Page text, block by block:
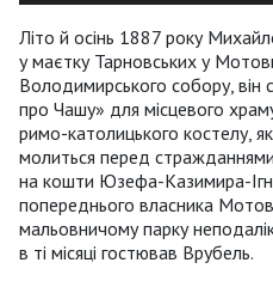
Літо й осінь 1887 року
у маєтку Тарновських у
Володимирського собору, він
про Чашу» для місцевого
римо-католицького костелу,
молиться перед
на кошти Юзефа-Казимира-
попереднього власника
мальовничому парку
в ті місяці гостював Врубель.